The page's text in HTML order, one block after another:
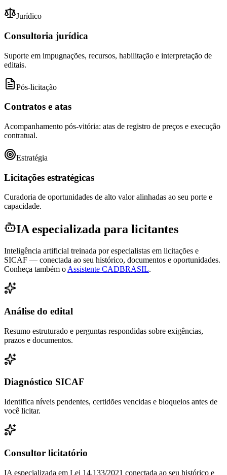
Jurídico
Consultoria jurídica
Suporte em impugnações, recursos, habilitação e interpretação de
editais.
Pós-licitação
Contratos e atas
Acompanhamento pós-vitória: atas de registro de preços e execução
contratual.
Estratégia
Licitações estratégicas
Curadoria de oportunidades de alto valor alinhadas ao seu porte e
capacidade.
IA especializada para licitantes
Inteligência artificial treinada por especialistas em licitações e
SICAF — conectada ao seu histórico, documentos e oportunidades.
Conheça também o Assistente CADBRASIL.
Análise do edital
Resumo estruturado e perguntas respondidas sobre exigências,
prazos e documentos.
Diagnóstico SICAF
Identifica níveis pendentes, certidões vencidas e bloqueios antes de
você licitar.
Consultor licitatório
IA especializada em Lei 14.133/2021 conectada ao seu histórico e